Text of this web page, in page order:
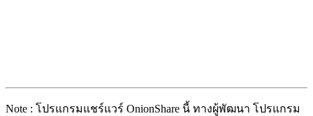
Note : โปรแกรมแชร์แวร์ OnionShare นี้ ทางผู้พัฒนา โปรแกรม